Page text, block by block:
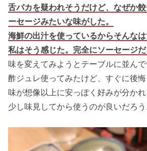
舌バカを疑われそうだけど、なぜか
ーセージみたいな味がした。
海鮮の出汁を使っているからそんなは
私はそう感じた。完全にソーセージだ
味を変えてみようとテーブルに並ん
酢ジュレ使ってみたけど、すぐに後悔
味が想像以上に安っぽく好みが分かれ
少し味見してから使うのが良いだろう